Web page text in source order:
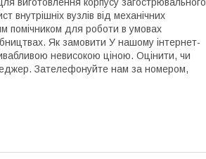
виготовлення корпусу загострювального
вузлів від механічних
помічником для роботи в умовах
Як замовити У нашому інтернет-
невисокою ціною. Оцінити, чи
Зателефонуйте нам за номером,